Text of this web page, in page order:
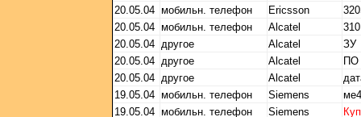
20.05.04 мобильн. телефон Ericsson
20.05.04 мобильн. телефон Alcatel
310
20.05.04 другое Alcatel
ЗУ
20.05.04 другое Alcatel
ПО
20.05.04 другое Alcatel
19.05.04 мобильн. телефон Siemens
19.05.04 мобильн. телефон Siemens